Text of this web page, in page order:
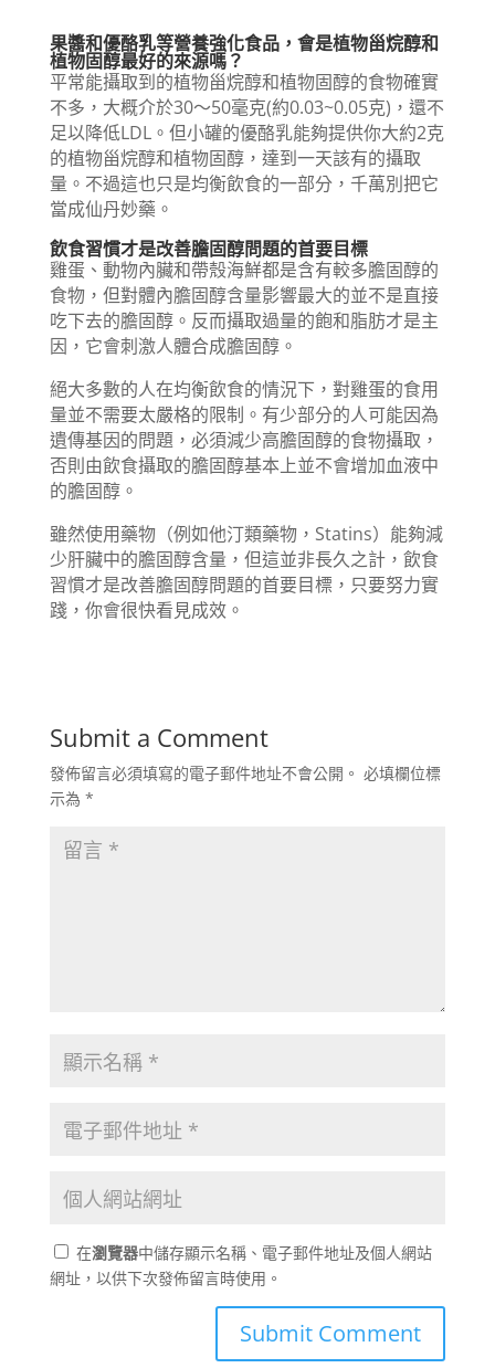
果醬和優酪乳等營養強化食品，會是植物甾烷醇和
植物固醇最好的來源嗎？
平常能攝取到的植物甾烷醇和植物固醇的食物確實
不多，大概介於30～50毫克(約0.03~0.05克)，還不
足以降低LDL。但小罐的優酪乳能夠提供你大約2克
的植物甾烷醇和植物固醇，達到一天該有的攝取
量。不過這也只是均衡飲食的一部分，千萬別把它
當成仙丹妙藥。
飲食習慣才是改善膽固醇問題的首要目標
雞蛋、動物內臟和帶殼海鮮都是含有較多膽固醇的
食物，但對體內膽固醇含量影響最大的並不是直接
吃下去的膽固醇。反而攝取過量的飽和脂肪才是主
因，它會刺激人體合成膽固醇。
絕大多數的人在均衡飲食的情況下，對雞蛋的食用
量並不需要太嚴格的限制。有少部分的人可能因為
遺傳基因的問題，必須減少高膽固醇的食物攝取，
否則由飲食攝取的膽固醇基本上並不會增加血液中
的膽固醇。
雖然使用藥物（例如他汀類藥物，Statins）能夠減
少肝臟中的膽固醇含量，但這並非長久之計，飲食
習慣才是改善膽固醇問題的首要目標，只要努力實
踐，你會很快看見成效。
Submit a Comment
發佈留言必須填寫的電子郵件地址不會公開。 必填欄位標
示為 *
在瀏覽器中儲存顯示名稱、電子郵件地址及個人網站
網址，以供下次發佈留言時使用。